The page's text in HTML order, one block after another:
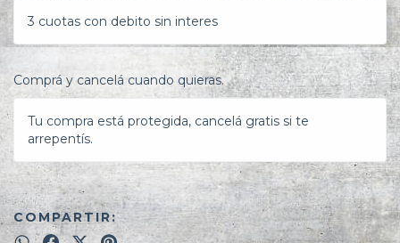
3 cuotas con debito sin interes
Comprá y cancelá cuando quieras.
Tu compra está protegida, cancelá gratis si te
arrepentís.
COMPARTIR: